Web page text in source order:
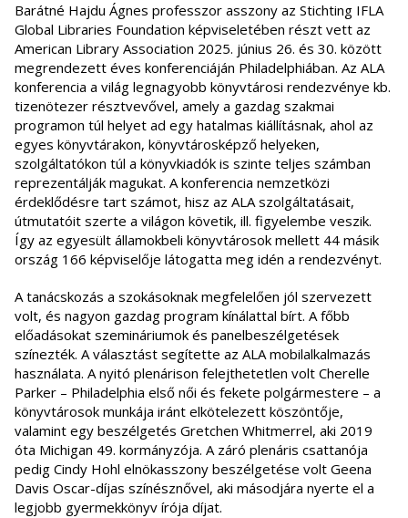
Barátné Hajdu Ágnes professzor asszony az Stichting IFLA
Global Libraries Foundation képviseletében részt vett az
American Library Association 2025. június 26. és 30. között
megrendezett éves konferenciáján Philadelphiában. Az ALA
konferencia a világ legnagyobb könyvtárosi rendezvénye kb.
tizenötezer résztvevővel, amely a gazdag szakmai
programon túl helyet ad egy hatalmas kiállításnak, ahol az
egyes könyvtárakon, könyvtárosképző helyeken,
szolgáltatókon túl a könyvkiadók is szinte teljes számban
reprezentálják magukat. A konferencia nemzetközi
érdeklődésre tart számot, hisz az ALA szolgáltatásait,
útmutatóit szerte a világon követik, ill. figyelembe veszik.
Így az egyesült államokbeli könyvtárosok mellett 44 másik
ország 166 képviselője látogatta meg idén a rendezvényt.
A tanácskozás a szokásoknak megfelelően jól szervezett
volt, és nagyon gazdag program kínálattal bírt. A főbb
előadásokat szemináriumok és panelbeszélgetések
színezték. A választást segítette az ALA mobilalkalmazás
használata. A nyitó plenárison felejthetetlen volt Cherelle
Parker – Philadelphia első női és fekete polgármestere – a
könyvtárosok munkája iránt elkötelezett köszöntője,
valamint egy beszélgetés Gretchen Whitmerrel, aki 2019
óta Michigan 49. kormányzója. A záró plenáris csattanója
pedig Cindy Hohl elnökasszony beszélgetése volt Geena
Davis Oscar-díjas színésznővel, aki másodjára nyerte el a
legjobb gyermekkönyv írója díjat.